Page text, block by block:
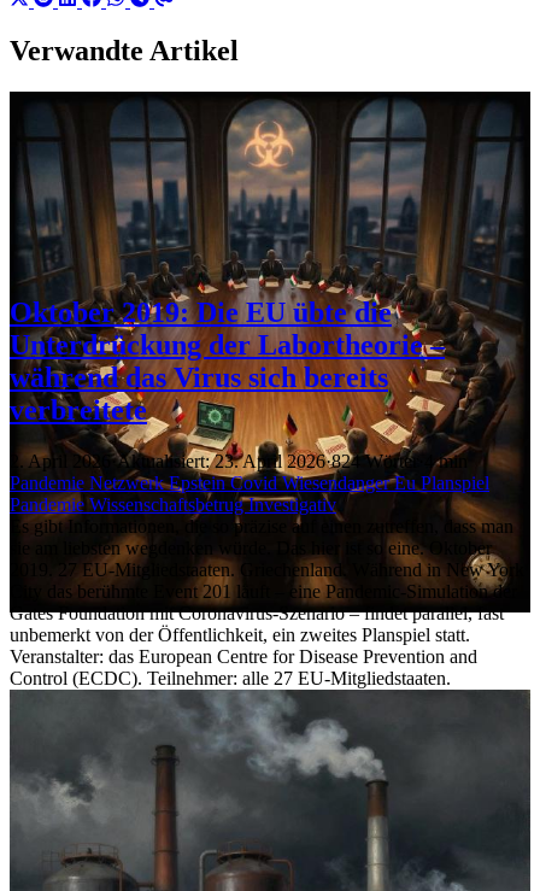
Verwandte Artikel
Oktober 2019: Die EU übte die
Unterdrückung der Labortheorie –
während das Virus sich bereits
verbreitete
2. April 2026 ·Aktualisiert: 23. April 2026·824 Wörter
4 min
Pandemie NetzwerkEpsteinCovidWiesendangerEuPlanspiel
Pandemie WissenschaftsbetrugInvestigativ
Es gibt Informationen, die so präzise auf einen zutreffen, dass man
sie am liebsten wegdenken würde. Das hier ist so eine. Oktober
2019. 27 EU-Mitgliedstaaten. Griechenland. Während in New York
City das berühmte Event 201 läuft – eine Pandemic-Simulation der
Gates Foundation mit Coronavirus-Szenario – findet parallel, fast
unbemerkt von der Öffentlichkeit, ein zweites Planspiel statt.
Veranstalter: das European Centre for Disease Prevention and
Control (ECDC). Teilnehmer: alle 27 EU-Mitgliedstaaten.